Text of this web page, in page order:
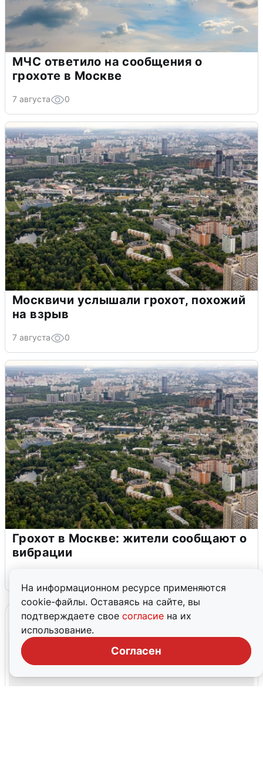
На информационном ресурсе применяются
cookie-файлы. Оставаясь на сайте, вы
подтверждаете свое согласие на их
использование.
Согласен
МЧС ответило на сообщения о
грохоте в Москве
7 августа 0
Москвичи услышали грохот, похожий
на взрыв
7 августа 0
Грохот в Москве: жители сообщают о
вибрации